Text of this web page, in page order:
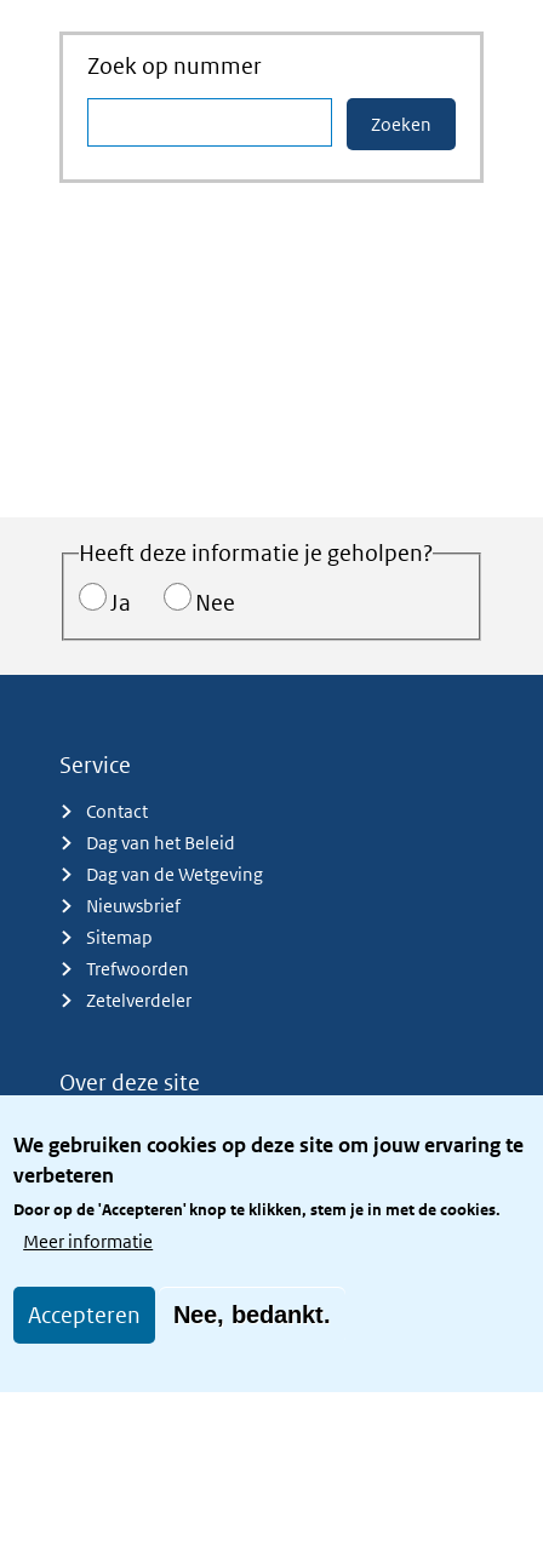
We gebruiken cookies op deze site om jouw ervaring te
verbeteren
Door op de 'Accepteren' knop te klikken, stem je in met de cookies.
Meer informatie
Accepteren Nee, bedankt.
Zoek op nummer
Heeft deze informatie je geholpen?
Ja
Nee
Service
Contact
Dag van het Beleid
Dag van de Wetgeving
Nieuwsbrief
Sitemap
Trefwoorden
Zetelverdeler
Over deze site
Privacy
Toegang site openbaar
Toegankelijkheid